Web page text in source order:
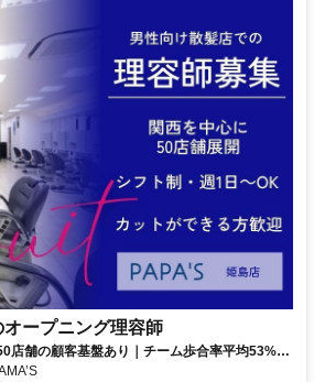
ープニング理容師
舗の顧客基盤あり｜チーム歩合率平均53%｜
入